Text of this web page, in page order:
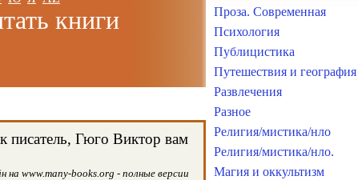
книги
писатель, Гюго Виктор вам
на www.many-books.org - полные версии
Проза. Современная
Психология
Публицистика
Путешествия и география
Развлечения
Разное
Религия/мистика/нло
Религия/мистика/нло.
Магия и оккультизм